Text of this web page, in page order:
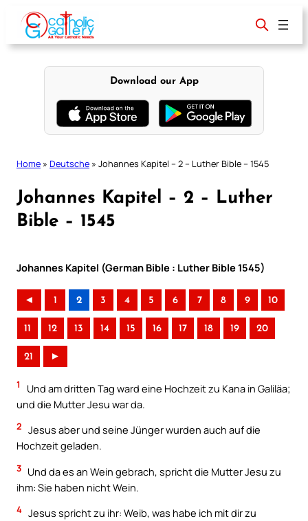
content
Download our App
Home » Deutsche » Johannes Kapitel – 2 – Luther Bible – 1545
Johannes Kapitel – 2 – Luther
Bible – 1545
Johannes Kapitel (German Bible : Luther Bible 1545)
◄ 1 2 3 4 5 6 7 8 9 10
11 12 13 14 15 16 17 18 19 20
21 ►
1
Und am dritten Tag ward eine Hochzeit zu Kana in Galiläa;
und die Mutter Jesu war da.
2 Jesus aber und seine Jünger wurden auch auf die
Hochzeit geladen.
3 Und da es an Wein gebrach, spricht die Mutter Jesu zu
ihm: Sie haben nicht Wein.
4 Jesus spricht zu ihr: Weib, was habe ich mit dir zu